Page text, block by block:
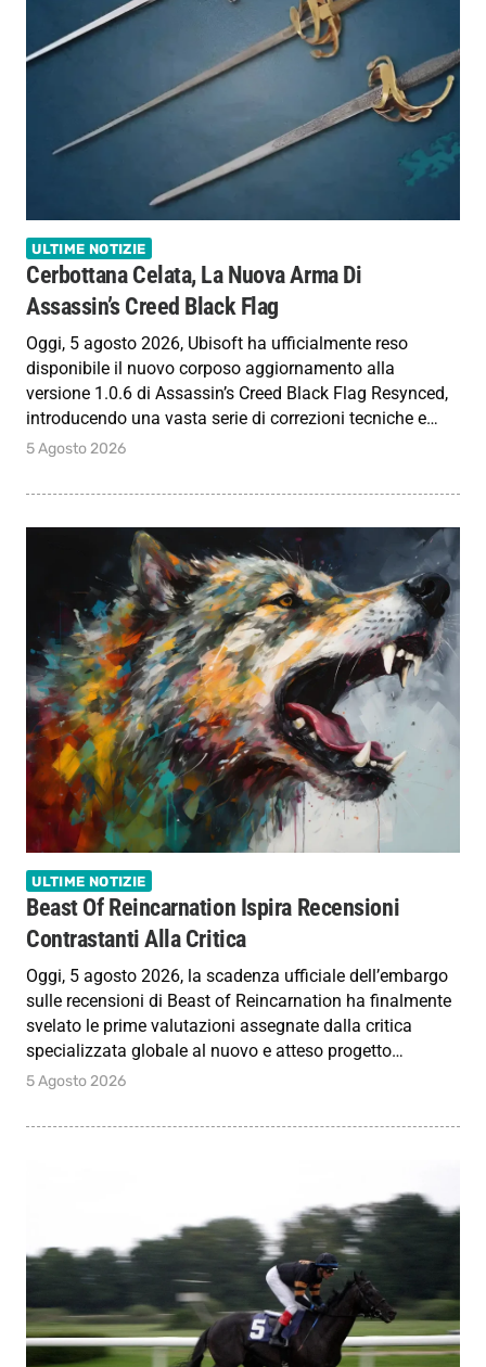
ULTIME NOTIZIE
Cerbottana Celata, La Nuova Arma Di
Assassin’s Creed Black Flag
Oggi, 5 agosto 2026, Ubisoft ha ufficialmente reso
disponibile il nuovo corposo aggiornamento alla
versione 1.0.6 di Assassin’s Creed Black Flag Resynced,
introducendo una vasta serie di correzioni tecniche e…
5 Agosto 2026
ULTIME NOTIZIE
Beast Of Reincarnation Ispira Recensioni
Contrastanti Alla Critica
Oggi, 5 agosto 2026, la scadenza ufficiale dell’embargo
sulle recensioni di Beast of Reincarnation ha finalmente
svelato le prime valutazioni assegnate dalla critica
specializzata globale al nuovo e atteso progetto…
5 Agosto 2026